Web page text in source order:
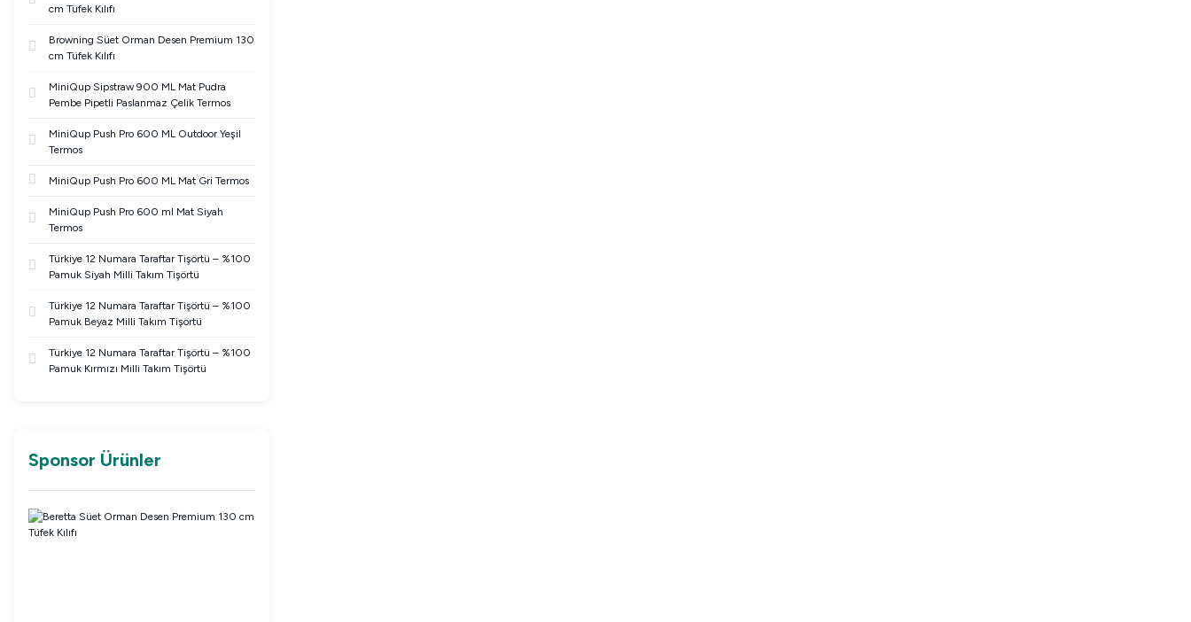
cm Tüfek Kılıfı
Browning Süet Orman Desen Premium 130
cm Tüfek Kılıfı
MiniQup Sipstraw 900 ML Mat Pudra
Pembe Pipetli Paslanmaz Çelik Termos
MiniQup Push Pro 600 ML Outdoor Yeşil
Termos
MiniQup Push Pro 600 ML Mat Gri Termos
MiniQup Push Pro 600 ml Mat Siyah
Termos
Türkiye 12 Numara Taraftar Tişörtü – %100
Pamuk Siyah Milli Takım Tişörtü
Türkiye 12 Numara Taraftar Tişörtü – %100
Pamuk Beyaz Milli Takım Tişörtü
Türkiye 12 Numara Taraftar Tişörtü – %100
Pamuk Kırmızı Milli Takım Tişörtü
Sponsor Ürünler